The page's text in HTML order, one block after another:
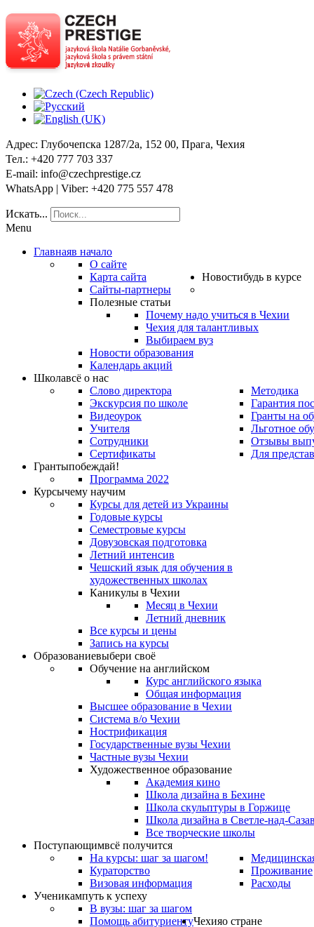
Адрес: Глубочепска 1287/2a, 152 00, Прага, Чехия
Тел.: +420 777 703 337
E-mail: info@czechprestige.cz
WhatsApp | Viber: +420 775 557 478
Искать...
Menu
Главнаяв начало
О сайте
Карта сайта
Сайты-партнеры
Новостибудь в курсе
Полезные статьи
Почему надо учиться в Чехии
Чехия для талантливых
Выбираем вуз
Новости образования
Календарь акций
Школавсё о нас
Слово директора
Экскурсия по школе
Видеоурок
Учителя
Сотрудники
Сертификаты
Методика
Гарантия
Гранты на
Льготное
Отзывы
Для
Грантыпобеждай!
Программа 2022
Курсычему научим
Курсы для детей из Украины
Годовые курсы
Семестровые курсы
Довузовская подготовка
Летний интенсив
Чешский язык для обучения в
художественных школах
Каникулы в Чехии
Месяц в Чехии
Летний дневник
Все курсы и цены
Запись на курсы
Образованиевыбери своё
Обучение на английском
Курс английского языка
Общая информация
Высшее образование в Чехии
Система в/о Чехии
Нострификация
Государственные вузы Чехии
Частные вузы Чехии
Художественное образование
Академия кино
Школа дизайна в Бехине
Школа скульптуры в Горжице
Школа дизайна в Светле-над-
Все творческие школы
Поступающимвсё получится
На курсы: шаг за шагом!
Кураторство
Визовая информация
Проживание
Расходы
Ученикампуть к успеху
В вузы: шаг за шагом
Помощь абитуриентуЧехияо стране